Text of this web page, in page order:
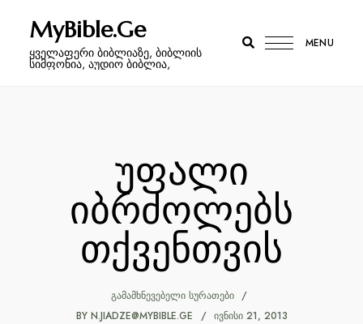
MyBible.Ge
ყველაფერი ბიბლიაზე, ბიბლიის
სიმფონია, აუდიო ბიბლია,
MENU
უფალი
იბრძოლებს
თქვენთვის
ᲒᲐᲛᲐᲛᲮᲜᲔᲕᲔᲑᲔᲚᲘ ᲡᲣᲠᲐᲗᲔᲑᲘ
BY N.JIADZE@MYBIBLE.GE ᲘᲕᲜᲘᲡᲘ 21, 2013